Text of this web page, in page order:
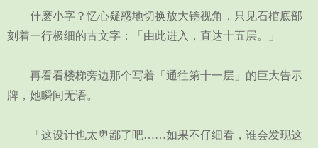
什麽小字？忆心疑惑地切换放大镜视角，只见石棺底部
刻着一行极细的古文字：「由此进入，直达十五层。」
再看看楼梯旁边那个写着「通往第十一层」的巨大告示
牌，她瞬间无语。
「这设计也太卑鄙了吧……如果不仔细看，谁会发现这